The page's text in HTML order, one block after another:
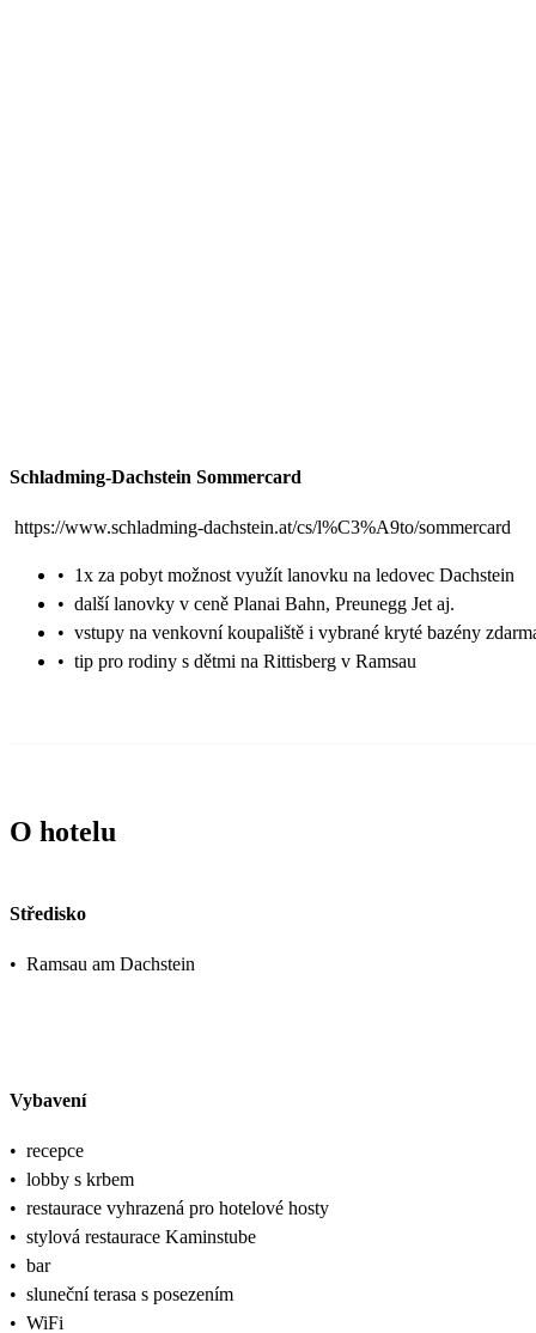
Schladming-Dachstein Sommercard
https://www.schladming-dachstein.at/cs/l%C3%A9to/sommercard
• 1x za pobyt možnost využít lanovku na ledovec Dachstein
• další lanovky v ceně Planai Bahn, Preunegg Jet aj.
• vstupy na venkovní koupaliště i vybrané kryté bazény
• tip pro rodiny s dětmi na Rittisberg v Ramsau
O hotelu
Středisko
• Ramsau am Dachstein
Vybavení
• recepce
• lobby s krbem
• restaurace vyhrazená pro hotelové hosty
• stylová restaurace Kaminstube
• bar
• sluneční terasa s posezením
• WiFi